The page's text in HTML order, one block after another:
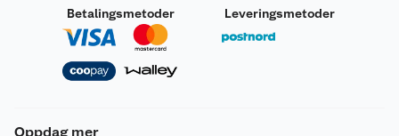
Betalingsmetoder Leveringsmetoder
Oppdag mer